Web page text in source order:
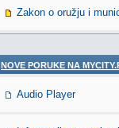
Zakon o oružju i
NOVE PORUKE NA
Audio Player